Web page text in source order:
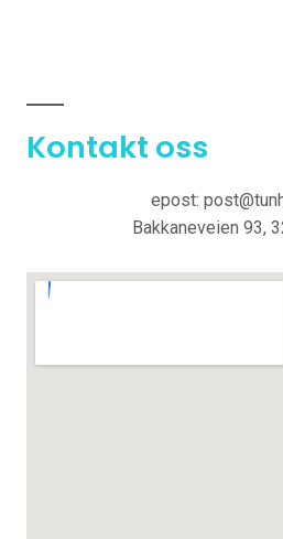
Kontakt oss
epost:
Bakkaneveien 93,